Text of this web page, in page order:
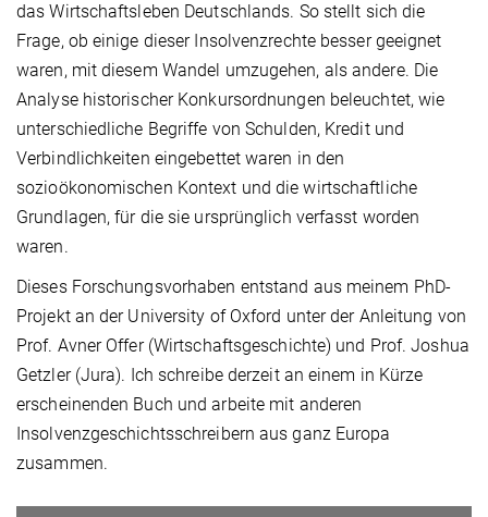
das Wirtschaftsleben Deutschlands. So stellt sich die
Frage, ob einige dieser Insolvenzrechte besser geeignet
waren, mit diesem Wandel umzugehen, als andere. Die
Analyse historischer Konkursordnungen beleuchtet, wie
unterschiedliche Begriffe von Schulden, Kredit und
Verbindlichkeiten eingebettet waren in den
sozioökonomischen Kontext und die wirtschaftliche
Grundlagen, für die sie ursprünglich verfasst worden
waren.
Dieses Forschungsvorhaben entstand aus meinem PhD-
Projekt an der University of Oxford unter der Anleitung von
Prof. Avner Offer (Wirtschaftsgeschichte) und Prof. Joshua
Getzler (Jura). Ich schreibe derzeit an einem in Kürze
erscheinenden Buch und arbeite mit anderen
Insolvenzgeschichtsschreibern aus ganz Europa
zusammen.